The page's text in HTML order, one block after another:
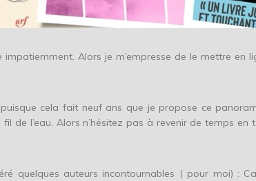
Alors je m’empresse de le mettre en
cela fait neuf ans que je propose ce
de l’eau. Alors n’hésitez pas à revenir de temps en
quelques auteurs incontournables ( pour moi) :